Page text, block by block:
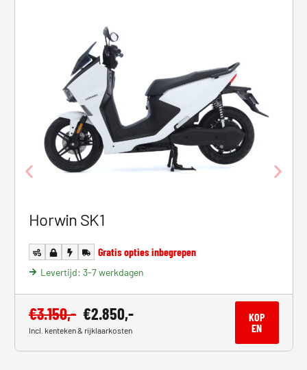
Horwin SK1
Gratis opties inbegrepen
Levertijd: 3-7 werkdagen
€3.150,- €2.850,-
Incl. kenteken & rijklaarkosten
KOP
EN